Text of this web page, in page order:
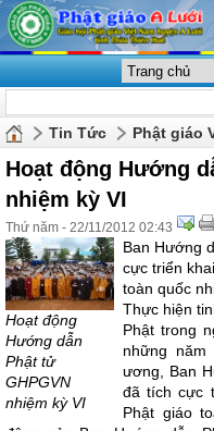
Tin Tức Phật giáo
Hoạt động Hướng
nhiệm kỳ VI
Thứ năm - 22/11/2012 02:43
Hoạt động
Hướng dẫn
Phật tử
GHPGVN
nhiệm kỳ VI
Ban Hướng
cực triển
toàn quốc
Thực hiện
Phật trong
những
ương, Ban
đã tích cực
Phật giáo